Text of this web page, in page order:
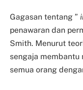
Gagasan tentang ”
penawaran dan
Smith. Menurut
sengaja
semua orang